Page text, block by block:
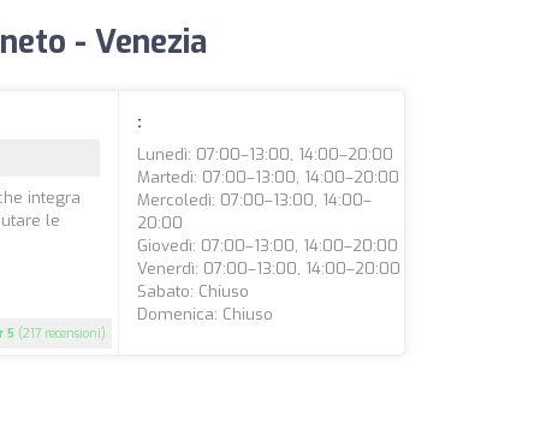
- Venezia
5 (217 recensioni)
integra
le
:
Lunedì: 07:00–13:00, 14:00–20:00
Martedì: 07:00–13:00, 14:00–20:00
Mercoledì: 07:00–13:00, 14:00–
20:00
Giovedì: 07:00–13:00, 14:00–20:00
Venerdì: 07:00–13:00, 14:00–20:00
Sabato: Chiuso
Domenica: Chiuso